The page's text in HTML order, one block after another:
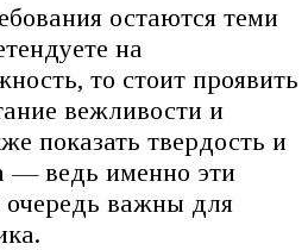
остаются теми
на
то стоит проявить
вежливости и
показать твердость и
— ведь именно эти
очередь важны для